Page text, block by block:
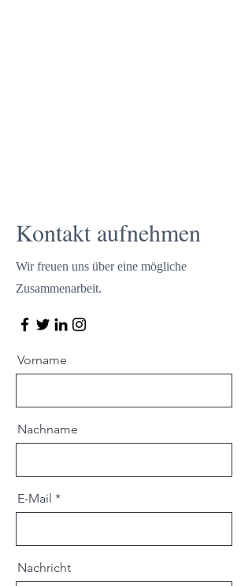
Kontakt aufnehmen
Wir freuen uns über eine mögliche
Zusammenarbeit.
Vorname
Nachname
E-Mail
Nachricht